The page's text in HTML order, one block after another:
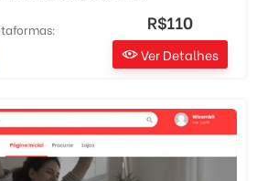
R$110
Ver Detalhes